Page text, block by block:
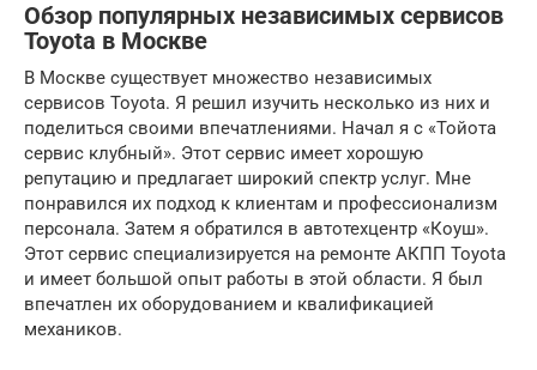
Обзор популярных независимых сервисов
Toyota в Москве
В Москве существует множество независимых
сервисов Toyota. Я решил изучить несколько из них и
поделиться своими впечатлениями. Начал я с «Тойота
сервис клубный». Этот сервис имеет хорошую
репутацию и предлагает широкий спектр услуг. Мне
понравился их подход к клиентам и профессионализм
персонала. Затем я обратился в автотехцентр «Коуш».
Этот сервис специализируется на ремонте АКПП Toyota
и имеет большой опыт работы в этой области. Я был
впечатлен их оборудованием и квалификацией
механиков.